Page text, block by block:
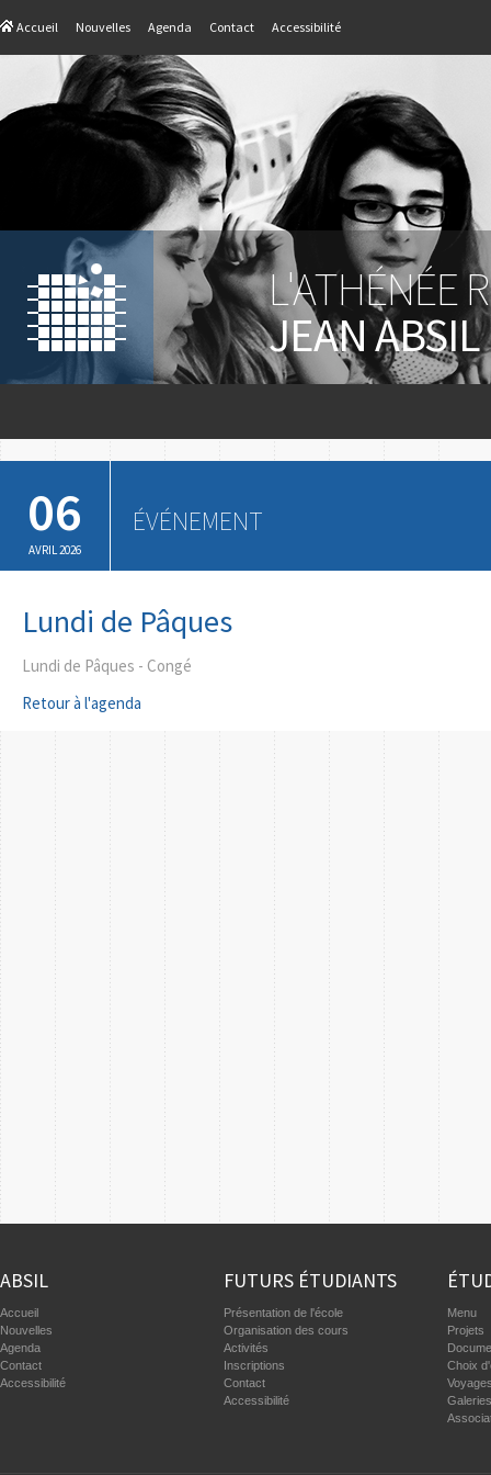
Accueil Nouvelles Agenda Contact Accessibilité
L'ATHÉNÉE
JEAN ABSIL
06
AVRIL 2026
ÉVÉNEMENT
Lundi de Pâques
Lundi de Pâques - Congé
Retour à l'agenda
ABSIL
Accueil
Nouvelles
Agenda
Contact
Accessibilité
FUTURS ÉTUDIANTS
Présentation de l'école
Organisation des cours
Activités
Inscriptions
Contact
Accessibilité
Menu
Projets
Choix